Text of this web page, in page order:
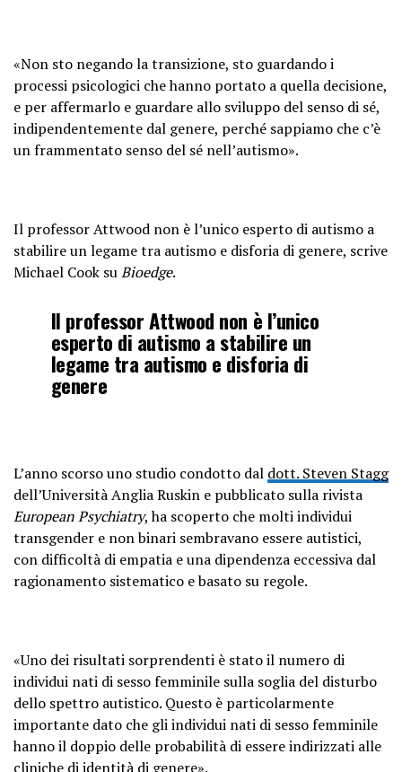
«Non sto negando la transizione, sto guardando i
processi psicologici che hanno portato a quella decisione,
e per affermarlo e guardare allo sviluppo del senso di sé,
indipendentemente dal genere, perché sappiamo che c’è
un frammentato senso del sé nell’autismo».
Il professor Attwood non è l’unico esperto di autismo a
stabilire un legame tra autismo e disforia di genere, scrive
Michael Cook suBioedge.
Il professor Attwood non è l’unico
esperto di autismo a stabilire un
legame tra autismo e disforia di
genere
L’anno scorso uno studio condotto dal dott. Steven Stagg
dell’Università Anglia Ruskin e pubblicato sulla rivista
European Psychiatry, ha scoperto che molti individui
transgender e non binari sembravano essere autistici,
con difficoltà di empatia e una dipendenza eccessiva dal
ragionamento sistematico e basato su regole.
«Uno dei risultati sorprendenti è stato il numero di
individui nati di sesso femminile sulla soglia del disturbo
dello spettro autistico. Questo è particolarmente
importante dato che gli individui nati di sesso femminile
hanno il doppio delle probabilità di essere indirizzati alle
cliniche di identità di genere».